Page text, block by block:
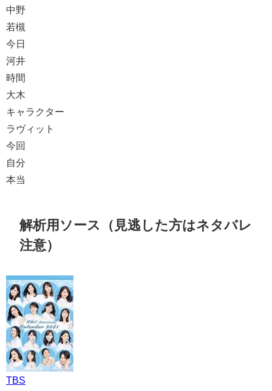
中野
若槻
今日
河井
時間
大木
キャラクター
ラヴィット
今回
自分
本当
解析用ソース（見逃した方はネタバレ
注意）
TBS